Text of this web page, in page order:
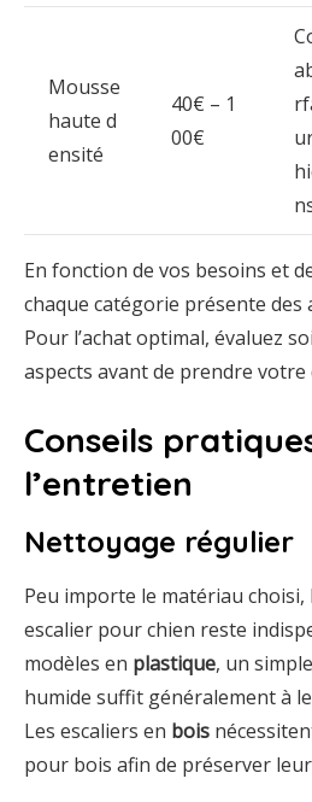
Mousse
haute d
ensité
40€ – 1
00€
En fonction de vos besoins et
chaque catégorie présente des
Pour l’achat optimal, évaluez
aspects avant de prendre votre
Conseils
l’entretien
Nettoyage régulier
Peu importe le matériau choisi,
escalier pour chien reste
modèles en plastique, un
humide suffit généralement à
Les escaliers en bois
pour bois afin de préserver